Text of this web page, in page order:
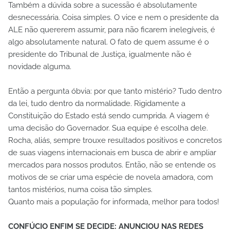
Também a dúvida sobre a sucessão é absolutamente
desnecessária. Coisa simples. O vice e nem o presidente da
ALE não quererem assumir, para não ficarem inelegíveis, é
algo absolutamente natural. O fato de quem assume é o
presidente do Tribunal de Justiça, igualmente não é
novidade alguma.
Então a pergunta óbvia: por que tanto mistério? Tudo dentro
da lei, tudo dentro da normalidade. Rigidamente a
Constituição do Estado está sendo cumprida. A viagem é
uma decisão do Governador. Sua equipe é escolha dele.
Rocha, aliás, sempre trouxe resultados positivos e concretos
de suas viagens internacionais em busca de abrir e ampliar
mercados para nossos produtos. Então, não se entende os
motivos de se criar uma espécie de novela amadora, com
tantos mistérios, numa coisa tão simples.
Quanto mais a população for informada, melhor para todos!
CONFÚCIO ENFIM SE DECIDE: ANUNCIOU NAS REDES